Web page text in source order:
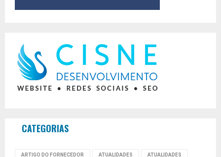
CATEGORIAS
ARTIGO DO FORNECEDOR ATUALIDADES ATUALIDADES